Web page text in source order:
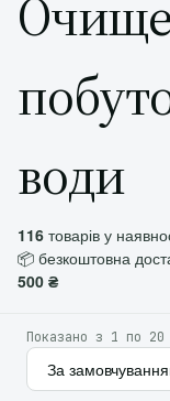
води
116 товарів у
📦 безкоштовна
500 ₴
Показано з 1 по